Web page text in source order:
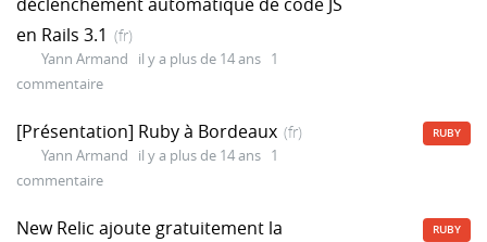
en Rails 3.1 (fr)
Yann Armand il y a plus de 14 ans 1
commentaire
[Présentation] Ruby à Bordeaux (fr)
Yann Armand il y a plus de 14 ans 1
commentaire
RUBY
New Relic ajoute gratuitement la
RUBY